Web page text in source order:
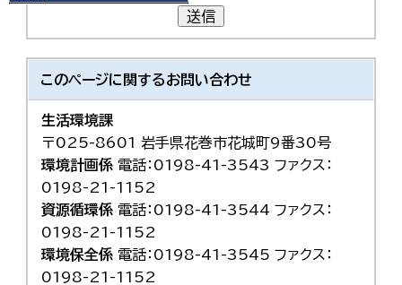
简体中文
繁體中文
送信
このページに関するお問い合わせ
生活環境課
〒025-8601 岩手県花巻市花城町9番30号
環境計画係 電話：0198-41-3543 ファクス：
0198-21-1152
資源循環係 電話：0198-41-3544 ファクス：
0198-21-1152
環境保全係 電話：0198-41-3545 ファクス：
0198-21-1152